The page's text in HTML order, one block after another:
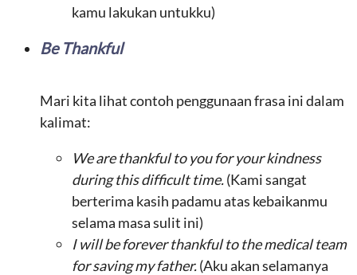
kamu lakukan untukku)
Be Thankful
Mari kita lihat contoh penggunaan frasa ini dalam
kalimat:
We are thankful to you for your kindness
during this difficult time.(Kami sangat
berterima kasih padamu atas kebaikanmu
selama masa sulit ini)
I will be forever thankful to the medical team
for saving my father.(Aku akan selamanya